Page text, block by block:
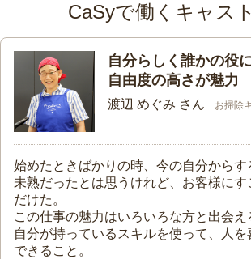
CaSyで働くキャス
自分らしく誰かの役
自由度の高さが魅力
渡辺 めぐみ さん お掃除
始めたときばかりの時、今の自分からす
未熟だったとは思うけれど、お客様にす
だけた。
この仕事の魅力はいろいろな方と出会え
自分が持っているスキルを使って、人
できること。